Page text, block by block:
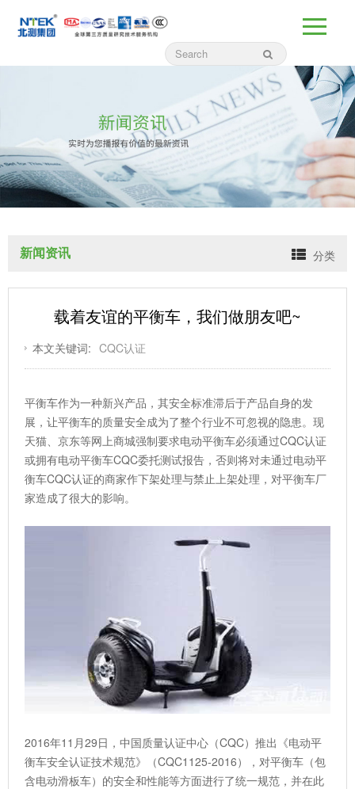
新闻资讯 分类
载着友谊的平衡车，我们做朋友吧~
本文关键词: CQC认证
平衡车作为一种新兴产品，其安全标准滞后于产品自身的发
展，让平衡车的质量安全成为了整个行业不可忽视的隐患。现
天猫、京东等网上商城强制要求电动平衡车必须通过CQC认证
或拥有电动平衡车CQC委托测试报告，否则将对未通过电动平
衡车CQC认证的商家作下架处理与禁止上架处理，对平衡车厂
家造成了很大的影响。
2016年11月29日，中国质量认证中心（CQC）推出《电动平
衡车安全认证技术规范》（CQC1125-2016），对平衡车（包
含电动滑板车）的安全和性能等方面进行了统一规范，并在此